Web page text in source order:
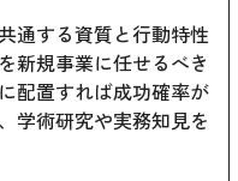
通する資質と行動特性
新規事業に任せるべき
配置すれば成功確率が
学術研究や実務知見を